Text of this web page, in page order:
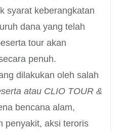
syarat keberangkatan
dana yang telah
tour akan
penuh.
dilakukan oleh salah
atau CLIO TOUR &
bencana alam,
penyakit, aksi teroris